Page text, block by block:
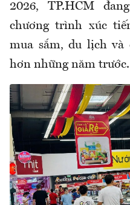
2026, TP.HCM
chương trình xúc
mua sắm, du lịch
hơn những năm trước.